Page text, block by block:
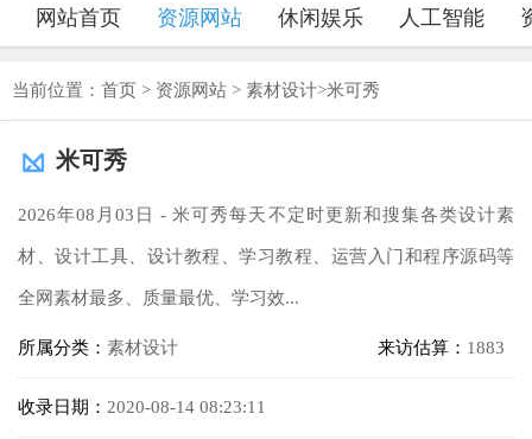
网站首页 资源网站 休闲娱乐 人工智能
当前位置： 首页 > 资源网站 > 素材设计>米可秀
米可秀
2026年08月03日 - 米可秀每天不定时更新和搜集各类设计素
材、设计工具、设计教程、学习教程、运营入门和程序源码等
全网素材最多、质量最优、学习效...
所属分类： 素材设计 来访估算： 1883
收录日期： 2020-08-14 08:23:11